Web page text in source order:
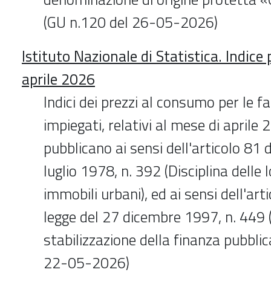
(GU n.120 del 26-05-2026)
Istituto Nazionale di Statistica. Indice
aprile 2026
Indici dei prezzi al consumo per le
impiegati, relativi al mese di aprile
pubblicano ai sensi dell'articolo 81
luglio 1978, n. 392 (Disciplina delle
immobili urbani), ed ai sensi
legge del 27 dicembre 1997, n.
stabilizzazione della finanza
22-05-2026)